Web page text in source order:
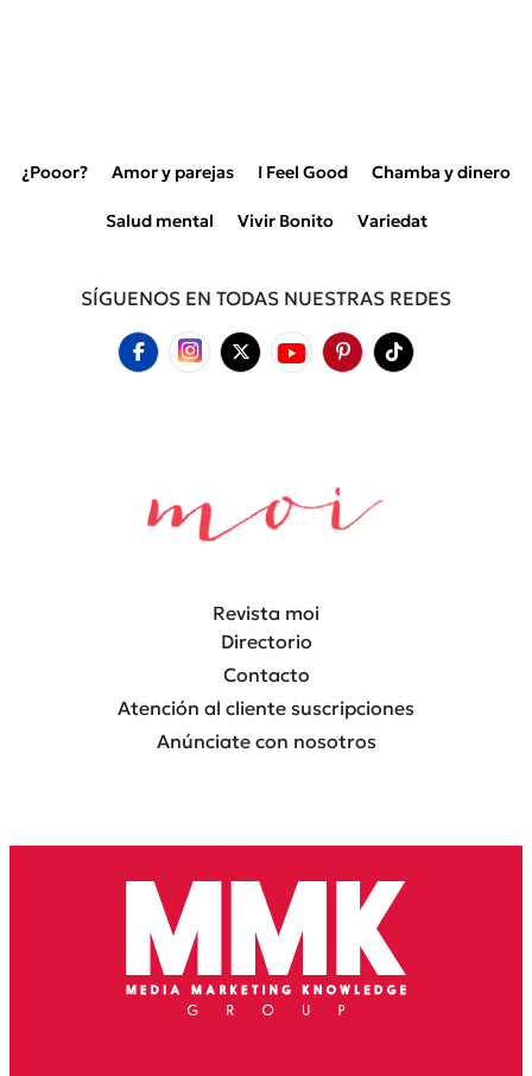
¿Pooor? Amor y parejas I Feel Good Chamba y dinero
Salud mental Vivir Bonito Variedat
SÍGUENOS EN TODAS NUESTRAS REDES
Revista moi
Directorio
Contacto
Atención al cliente suscripciones
Anúnciate con nosotros